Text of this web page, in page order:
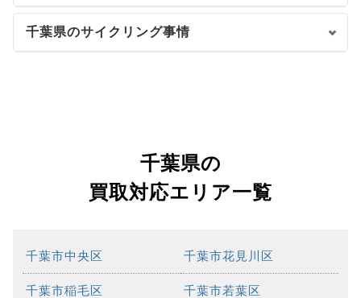
千葉県のサイクリング事情
千葉県の
買取対応エリア一覧
千葉市中央区 千葉市花見川区
千葉市稲毛区 千葉市若葉区